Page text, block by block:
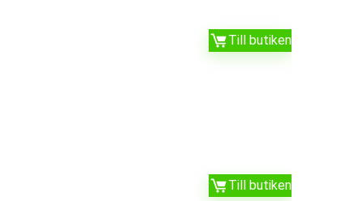
Till butiken
Till butiken